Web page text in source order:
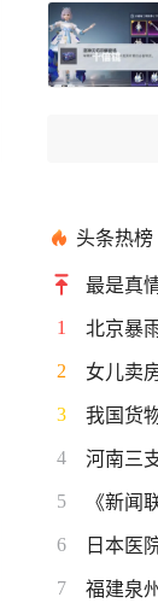
头条热榜
最是真
1 北京暴
2 女儿卖
3 我国货
4 河南三
5 《新闻
6 日本医
7 福建泉